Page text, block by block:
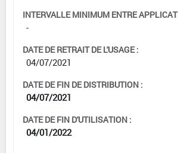
INTERVALLE MINIMUM ENTRE
-
DATE DE RETRAIT DE L'USAGE :
04/07/2021
DATE DE FIN DE DISTRIBUTION :
04/07/2021
DATE DE FIN D'UTILISATION :
04/01/2022